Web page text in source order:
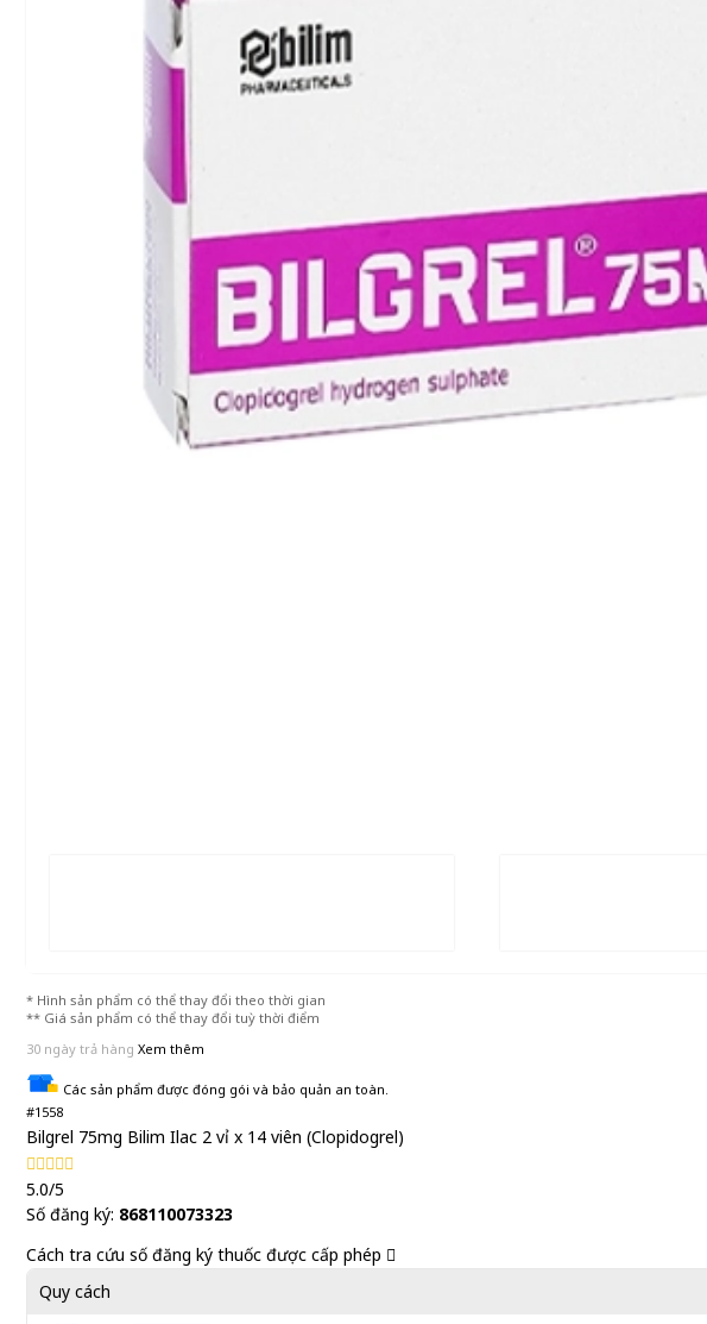
* Hình sản phẩm có thể thay đổi theo thời gian
** Giá sản phẩm có thể thay đổi tuỳ thời điểm
30 ngày trả hàng Xem thêm
Các sản phẩm được đóng gói và bảo quản an toàn.
#1558
Bilgrel 75mg Bilim Ilac 2 vỉ x 14 viên (Clopidogrel)
5.0/5
Số đăng ký: 868110073323
Cách tra cứu số đăng ký thuốc được cấp phép
Quy cách